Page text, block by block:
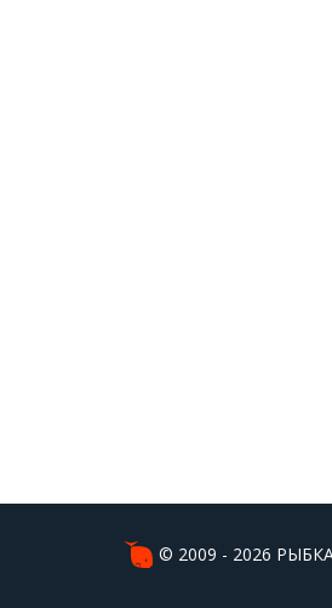
© 2009 - 2026